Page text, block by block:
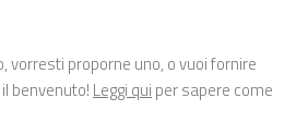
vorresti proporne uno, o vuoi fornire
benvenuto! Leggi qui per sapere come